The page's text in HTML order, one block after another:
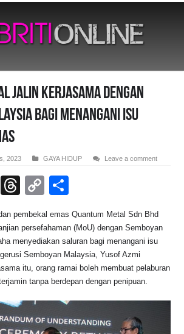
Jalin Kerjasama Dengan
bagi menangani isu
2023 GAYA HIDUP Leave a comment
X
T
e
a
d
s
C
p
y
Li
n
k
ar
e
pembekal emas Quantum Metal Sdn Bhd
persefahaman (MoU) dengan Semboyan
menyediakan saluran bagi menangani isu
Semboyan Malaysia, Yusof Azmi
itu, orang ramai boleh membuat pelaburan
tanpa berdepan dengan penipuan.